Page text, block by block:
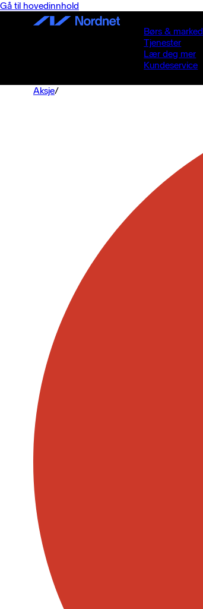
Gå til hovedinnhold
Børs & marked
Tjenester
Lær deg mer
Kundeservice
Aksje/